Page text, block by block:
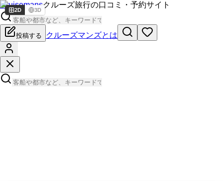
Cruisemansクルーズ旅行の口コミ・予約サイト
投稿する クルーズマンズとは
2D 3D